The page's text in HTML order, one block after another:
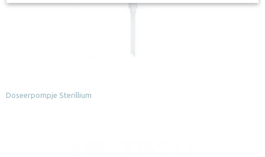
Doseerpompje Sterillium